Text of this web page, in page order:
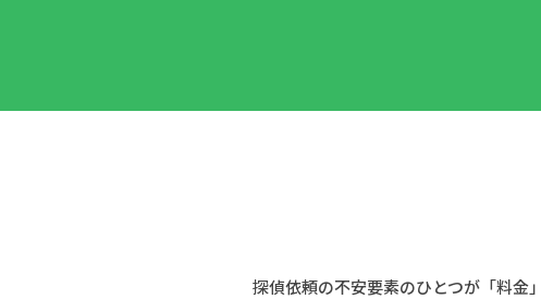
探偵依頼の不安要素のひとつが「料金